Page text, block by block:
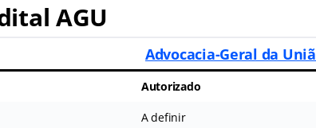
AGU
Advocacia-Geral da
Autorizado
A definir